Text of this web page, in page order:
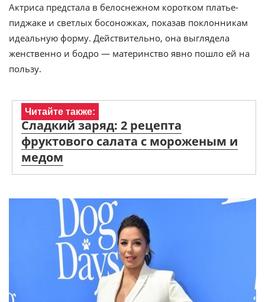
Актриса предстала в белоснежном коротком платье-
пиджаке и светлых босоножках, показав поклонникам
идеальную форму. Действительно, она выглядела
женственно и бодро — материнство явно пошло ей на
пользу.
Читайте также:
Сладкий заряд: 2 рецепта
фруктового салата с мороженым и
медом